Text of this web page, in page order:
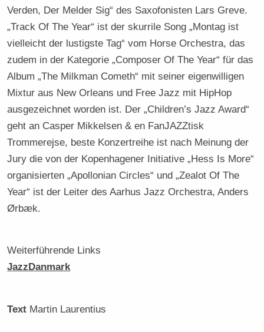
Verden, Der Melder Sig“ des Saxofonisten Lars Greve.
„Track Of The Year“ ist der skurrile Song „Montag ist
vielleicht der lustigste Tag“ vom Horse Orchestra, das
zudem in der Kategorie „Composer Of The Year“ für das
Album „The Milkman Cometh“ mit seiner eigenwilligen
Mixtur aus New Orleans und Free Jazz mit HipHop
ausgezeichnet worden ist. Der „Children’s Jazz Award“
geht an Casper Mikkelsen & en FanJAZZtisk
Trommerejse, beste Konzertreihe ist nach Meinung der
Jury die von der Kopenhagener Initiative „Hess Is More“
organisierten „Apollonian Circles“ und „Zealot Of The
Year“ ist der Leiter des Aarhus Jazz Orchestra, Anders
Ørbæk.
Weiterführende Links
JazzDanmark
Text Martin Laurentius